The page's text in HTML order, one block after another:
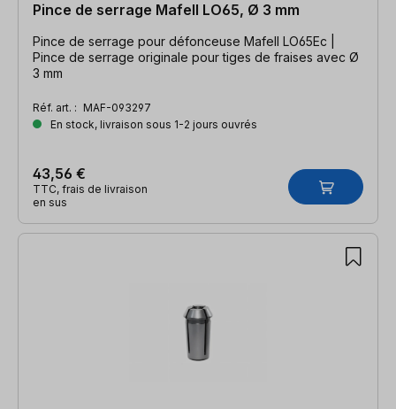
Pince de serrage Mafell LO65, Ø 3 mm
Pince de serrage pour défonceuse Mafell LO65Ec |
Pince de serrage originale pour tiges de fraises avec Ø
3 mm
Réf. art. : MAF-093297
En stock, livraison sous 1-2 jours ouvrés
43,56 €
TTC, frais de livraison
en sus